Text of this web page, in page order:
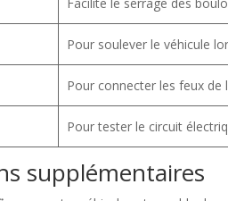
Pour soulever le véhicule
Pour connecter les feux de
Pour tester le circuit
supplémentaires